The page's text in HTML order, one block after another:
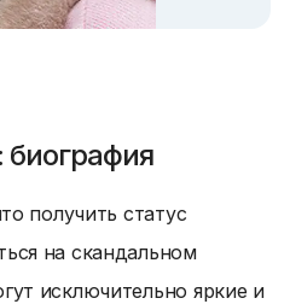
биография
получить статус
на скандальном
исключительно яркие и